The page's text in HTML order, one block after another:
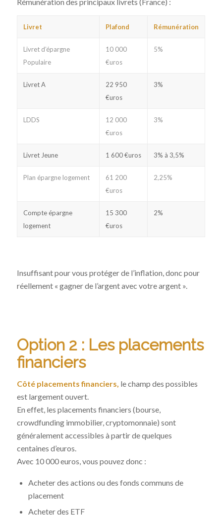
Livret Plafond Rémunération
Livret d’épargne
Populaire
10 000
€uros
5%
Livret A
22 950
€uros
3%
LDDS
12 000
€uros
3%
Livret Jeune 1 600 €uros 3% à 3,5%
Plan épargne logement
61 200
€uros
2,25%
Compte épargne
logement
15 300
€uros
2%
Insuffisant pour vous protéger de l’inflation, donc pour
réellement « gagner de l’argent avec votre argent ».
Option 2 : Les placements
financiers
Côté placements financiers, le champ des possibles
est largement ouvert.
En effet, les placements financiers (bourse,
crowdfunding immobilier, cryptomonnaie) sont
généralement accessibles à partir de quelques
centaines d’euros.
Avec 10 000 euros, vous pouvez donc :
Acheter des actions ou des fonds communs de
placement
Acheter des ETF